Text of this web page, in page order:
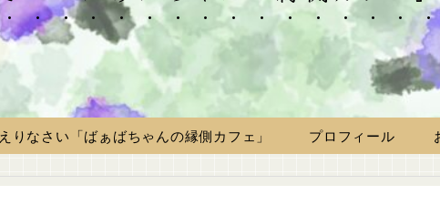
りなさい「ばぁばちゃんの縁側カフェ」 プロフィール